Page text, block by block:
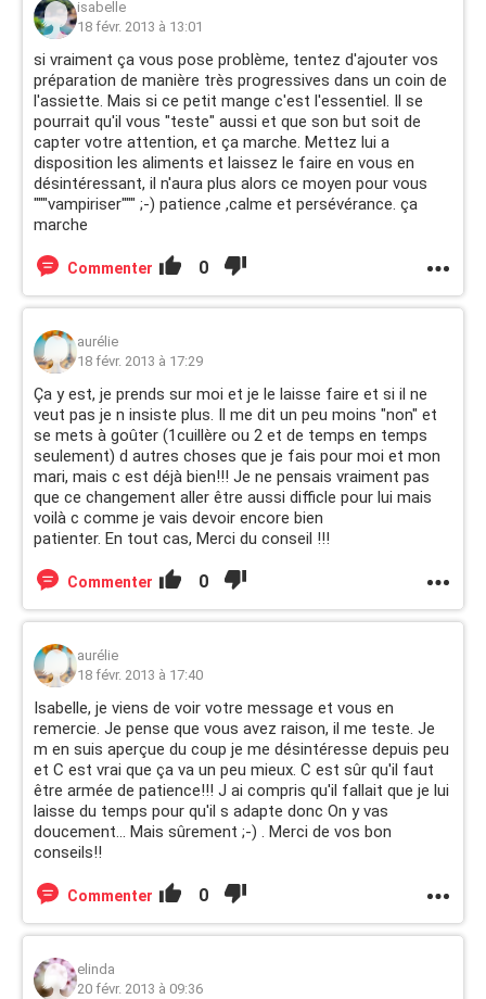
isabelle
18 févr. 2013 à 13:01
si vraiment ça vous pose problème, tentez d'ajouter vos
préparation de manière très progressives dans un coin de
l'assiette. Mais si ce petit mange c'est l'essentiel. Il se
pourrait qu'il vous "teste" aussi et que son but soit de
capter votre attention, et ça marche. Mettez lui a
disposition les aliments et laissez le faire en vous en
désintéressant, il n'aura plus alors ce moyen pour vous
"""vampiriser""" ;-) patience ,calme et persévérance. ça
marche
Commenter 0
aurélie
18 févr. 2013 à 17:29
Ça y est, je prends sur moi et je le laisse faire et si il ne
veut pas je n insiste plus. Il me dit un peu moins "non" et
se mets à goûter (1cuillère ou 2 et de temps en temps
seulement) d autres choses que je fais pour moi et mon
mari, mais c est déjà bien!!! Je ne pensais vraiment pas
que ce changement aller être aussi difficle pour lui mais
voilà c comme je vais devoir encore bien
patienter. En tout cas, Merci du conseil !!!
Commenter 0
aurélie
18 févr. 2013 à 17:40
Isabelle, je viens de voir votre message et vous en
remercie. Je pense que vous avez raison, il me teste. Je
m en suis aperçue du coup je me désintéresse depuis peu
et C est vrai que ça va un peu mieux. C est sûr qu'il faut
être armée de patience!!! J ai compris qu'il fallait que je lui
laisse du temps pour qu'il s adapte donc On y vas
doucement... Mais sûrement ;-) . Merci de vos bon
conseils!!
Commenter 0
elinda
20 févr. 2013 à 09:36